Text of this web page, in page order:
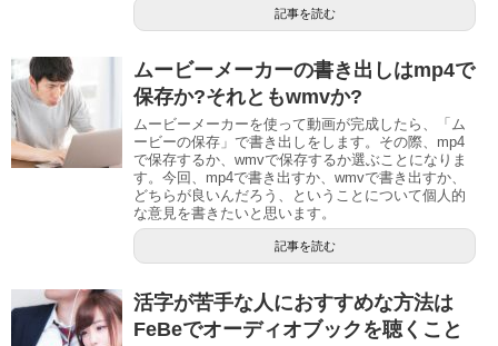
記事を読む
ムービーメーカーの書き出しはmp4で
保存か?それともwmvか?
ムービーメーカーを使って動画が完成したら、「ム
ービーの保存」で書き出しをします。その際、mp4
で保存するか、wmvで保存するか選ぶことになりま
す。今回、mp4で書き出すか、wmvで書き出すか、
どちらが良いんだろう、ということについて個人的
な意見を書きたいと思います。
記事を読む
活字が苦手な人におすすめな方法は
FeBeでオーディオブックを聴くこと